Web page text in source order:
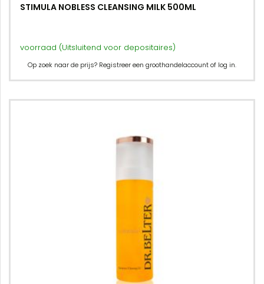
STIMULA NOBLESS CLEANSING MILK 500ML
voorraad (Uitsluitend voor depositaires)
Op zoek naar de prijs? Registreer een groothandelaccount of log in.